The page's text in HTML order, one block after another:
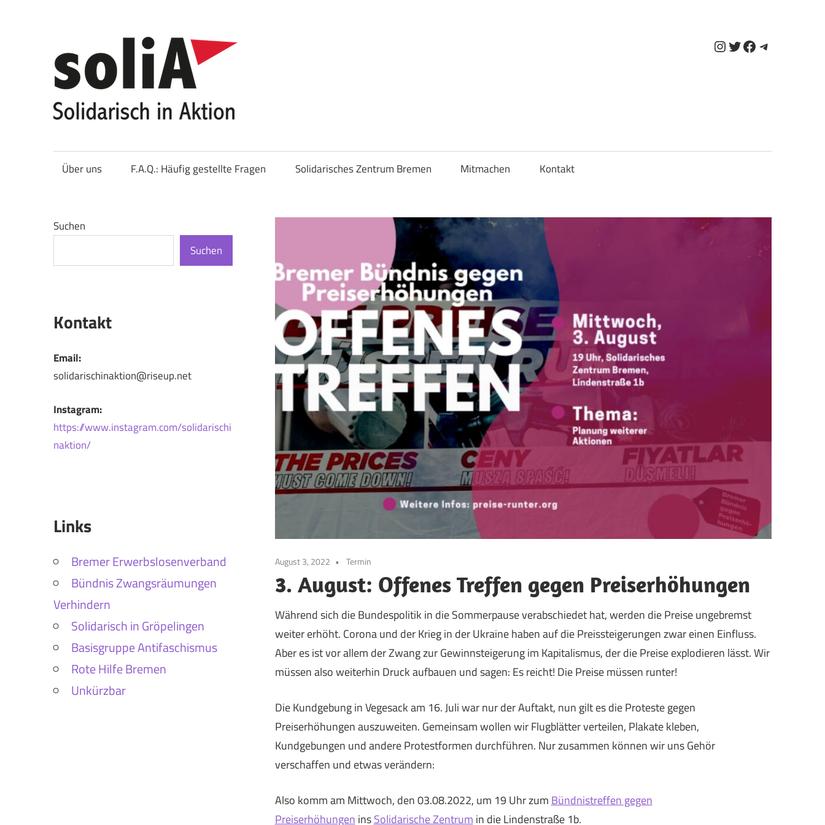
Instagram
Twitter
Facebook
Telegram
Über uns F.A.Q.: Häufig gestellte Fragen Solidarisches Zentrum Bremen Mitmachen Kontakt
August 3, 2022 Termin
3. August: Offenes Treffen gegen Preiserhöhungen
Während sich die Bundespolitik in die Sommerpause verabschiedet hat, werden die Preise ungebremst
weiter erhöht. Corona und der Krieg in der Ukraine haben auf die Preissteigerungen zwar einen Einfluss.
Aber es ist vor allem der Zwang zur Gewinnsteigerung im Kapitalismus, der die Preise explodieren lässt. Wir
müssen also weiterhin Druck aufbauen und sagen: Es reicht! Die Preise müssen runter!
Die Kundgebung in Vegesack am 16. Juli war nur der Auftakt, nun gilt es die Proteste gegen
Preiserhöhungen auszuweiten. Gemeinsam wollen wir Flugblätter verteilen, Plakate kleben,
Kundgebungen und andere Protestformen durchführen. Nur zusammen können wir uns Gehör
verschaffen und etwas verändern:
Also komm am Mittwoch, den 03.08.2022, um 19 Uhr zum Bündnistreffen gegen
Preiserhöhungen insSolidarische Zentrum in die Lindenstraße 1b.
Suchen
Suchen
Kontakt
Email:
solidarischinaktion@riseup.net
Instagram:
https://www.instagram.com/solidarischi
naktion/
Links
Bremer Erwerbslosenverband
Bündnis Zwangsräumungen
Verhindern
Solidarisch in Gröpelingen
Basisgruppe Antifaschismus
Rote Hilfe Bremen
Unkürzbar